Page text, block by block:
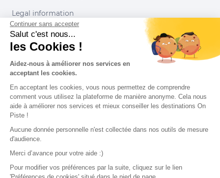
Legal information
Conditions of use
Our partners
Continuer sans accepter
Salut c'est nous...
les Cookies !
Aidez-nous à améliorer nos services en
acceptant les cookies.
En acceptant les cookies, vous nous permettez de comprendre
comment vous utilisez la plateforme de manière anonyme. Cela nous
aide à améliorer nos services et mieux conseiller les destinations On
Piste !
Aucune donnée personnelle n'est collectée dans nos outils de mesure
d'audience.
Merci d’avance pour votre aide :)
Pour modifier vos préférences par la suite, cliquez sur le lien
'Préférences de cookies' situé dans le pied de page.